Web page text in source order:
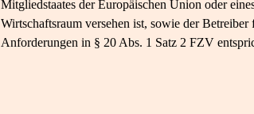
Mitgliedstaates der Europäischen Union oder
Wirtschaftsraum versehen ist, sowie der
Anforderungen in § 20 Abs. 1 Satz 2 FZV